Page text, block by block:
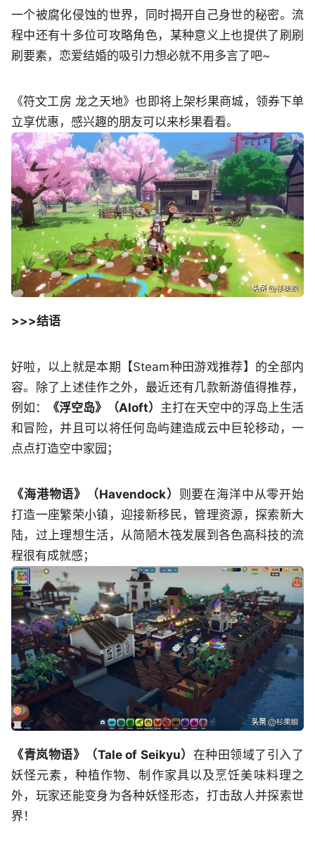
一个被腐化侵蚀的世界，同时揭开自己身世的秘密。流
程中还有十多位可攻略角色，某种意义上也提供了刷刷
刷要素，恋爱结婚的吸引力想必就不用多言了吧~
《符文工房 龙之天地》也即将上架杉果商城，领券下单
立享优惠，感兴趣的朋友可以来杉果看看。
>>>结语
好啦，以上就是本期【Steam种田游戏推荐】的全部内
容。除了上述佳作之外，最近还有几款新游值得推荐，
例如：
《浮空岛》（Aloft） 主打在天空中的浮岛上生活
和冒险，并且可以将任何岛屿建造成云中巨轮移动，一
点点打造空中家园；
《海港物语》（Havendock） 则要在海洋中从零开始
打造一座繁荣小镇，迎接新移民，管理资源，探索新大
陆，过上理想生活，从简陋木筏发展到各色高科技的流
程很有成就感；
《青岚物语》（Tale of Seikyu） 在种田领域了引入了
妖怪元素，种植作物、制作家具以及烹饪美味料理之
外，玩家还能变身为各种妖怪形态，打击敌人并探索世
界！